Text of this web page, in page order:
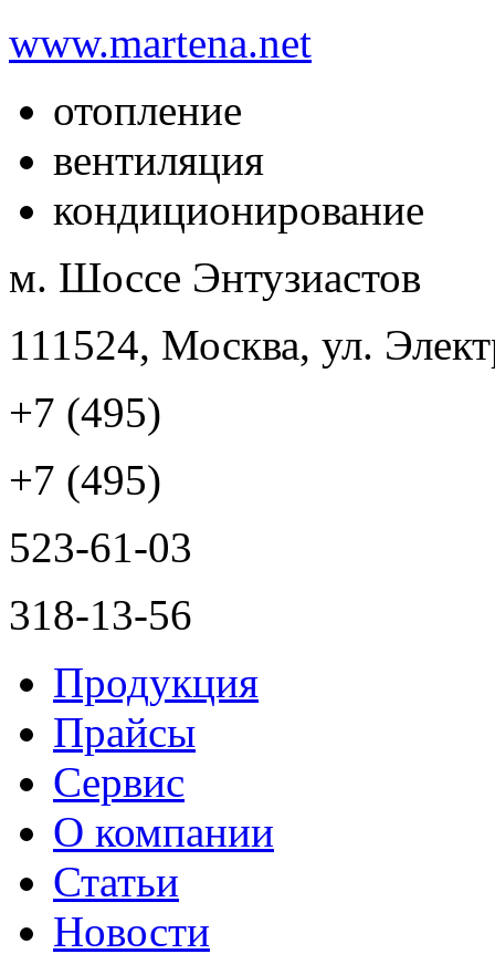
www.martena.net
отопление
вентиляция
кондиционирование
м. Шоссе Энтузиастов
111524, Москва, ул.
+7 (495)
+7 (495)
523-61-03
318-13-56
Продукция
Прайсы
Сервис
О компании
Статьи
Новости